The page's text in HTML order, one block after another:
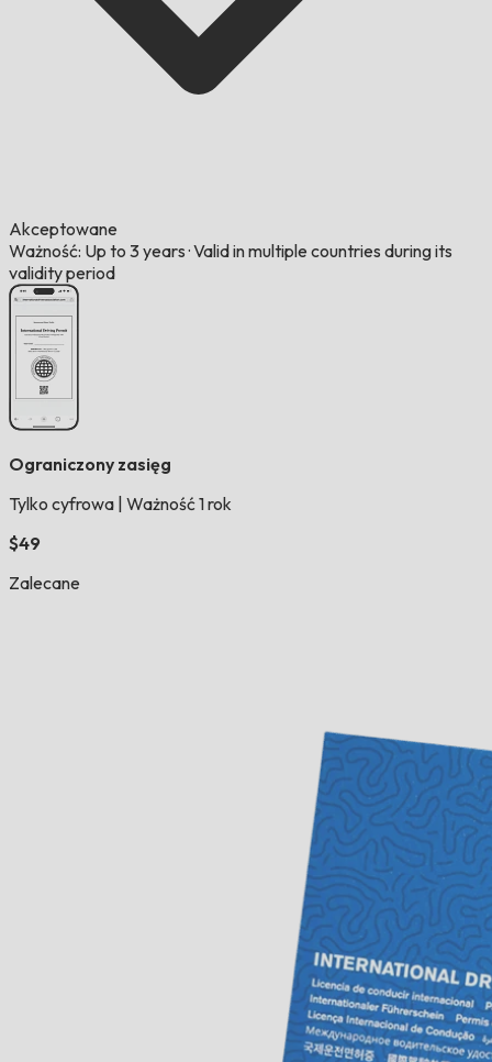
Akceptowane
Ważność: Up to 3 years ·Valid in multiple countries during its
validity period
Ograniczony zasięg
Tylko cyfrowa Ważność 1 rok
$49
Zalecane